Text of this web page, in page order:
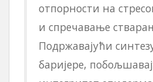
отпорности на
и спречавање
Подржавајући
баријере,